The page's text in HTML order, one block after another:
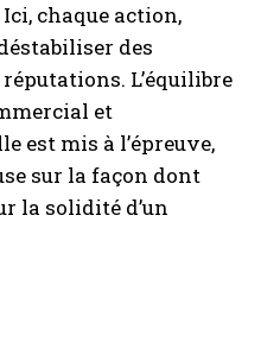
chaque action,
des
L’équilibre
et
est mis à l’épreuve,
sur la façon dont
la solidité d’un